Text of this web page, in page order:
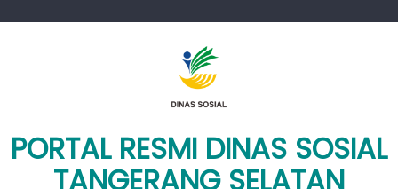
PORTAL RESMI DINAS SOSIAL
TANGERANG SELATAN